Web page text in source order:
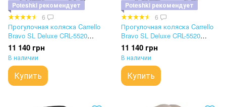
Poteshki рекомендует
6
Прогулочная коляска Carrello
Bravo SL Deluxe CRL-5520
Mosaic Green
11 140 грн
В наличии
Купить
Poteshki рекомендует
6
Прогулочная коляска Carrello
Bravo SL Deluxe CRL-5520
Shale Beige
11 140 грн
В наличии
Купить